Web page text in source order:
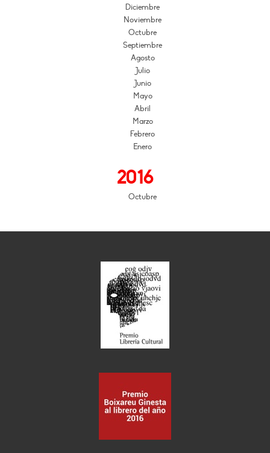
Diciembre
Noviembre
Octubre
Septiembre
Agosto
Julio
Junio
Mayo
Abril
Marzo
Febrero
Enero
2016
Octubre